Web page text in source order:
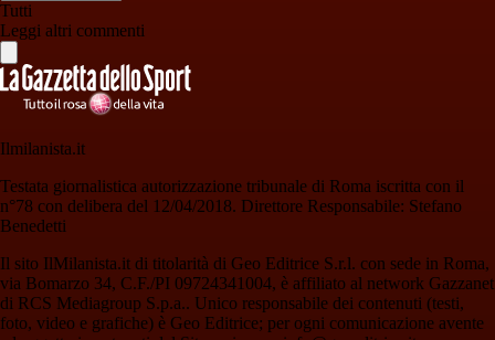
Tutti
Leggi altri commenti
Ilmilanista.it
Testata giornalistica autorizzazione tribunale di Roma iscritta con il
n°78 con delibera del 12/04/2018. Direttore Responsabile: Stefano
Benedetti
Il sito IlMilanista.it di titolarità di Geo Editrice S.r.l. con sede in Roma,
via Bomarzo 34, C.F./PI 09724341004, è affiliato al network Gazzanet
di RCS Mediagroup S.p.a.. Unico responsabile dei contenuti (testi,
foto, video e grafiche) è Geo Editrice; per ogni comunicazione avente